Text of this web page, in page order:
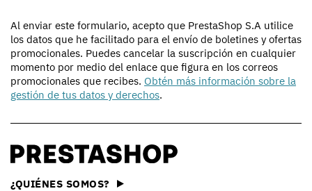
Al enviar este formulario, acepto que PrestaShop S.A utilice
los datos que he facilitado para el envío de boletines y ofertas
promocionales. Puedes cancelar la suscripción en cualquier
momento por medio del enlace que figura en los correos
promocionales que recibes. Obtén más información sobre la
gestión de tus datos y derechos.
¿QUIÉNES SOMOS?